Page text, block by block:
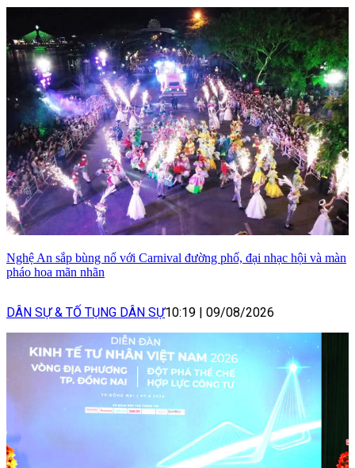
Nghệ An sắp bùng nổ với Carnival đường phố, đại nhạc hội và màn
pháo hoa mãn nhãn
DÂN SỰ & TỐ TỤNG DÂN SỰ10:19 09/08/2026